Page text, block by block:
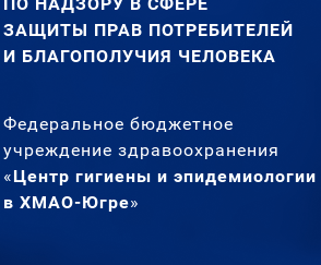
ЗАЩИТЫ ПРАВ ПОТРЕБИТЕЛЕЙ
И БЛАГОПОЛУЧИЯ ЧЕЛОВЕКА
Федеральное бюджетное
учреждение здравоохранения
«Центр гигиены и эпидемиологии
в ХМАО-Югре»